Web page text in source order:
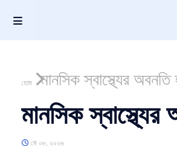
হোম মানসিক স্বাস্থ্যের
মানসিক
মে ০৮, ২০২৬